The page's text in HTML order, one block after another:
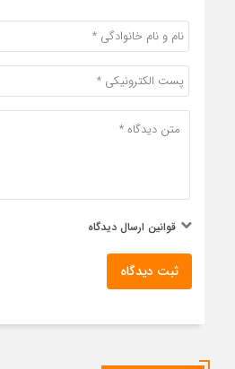
قوانین ارسال دیدگاه
ثبت دیدگاه